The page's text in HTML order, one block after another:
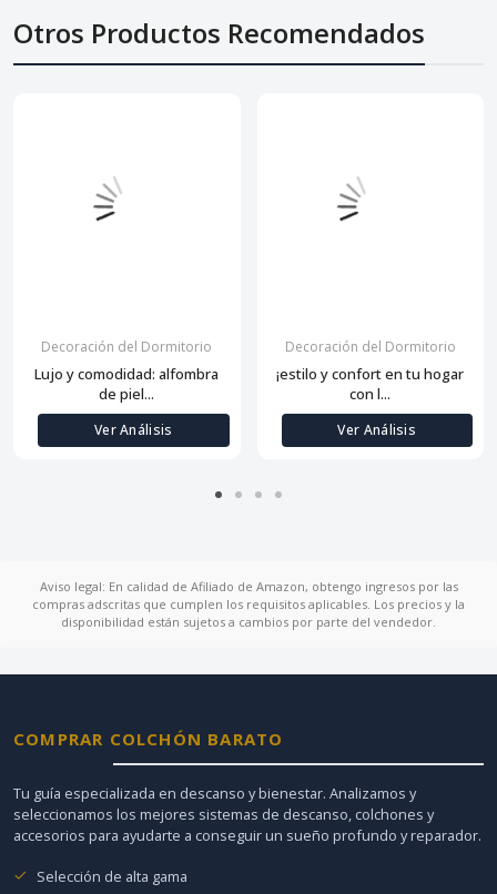
Otros Productos Recomendados
Decoración del Dormitorio
Lujo y comodidad: alfombra
de piel...
Ver Análisis
Decoración del Dormitorio
¡estilo y confort en tu hogar
con l...
Ver Análisis
Aviso legal: En calidad de Afiliado de Amazon, obtengo ingresos por las
compras adscritas que cumplen los requisitos aplicables. Los precios y la
disponibilidad están sujetos a cambios por parte del vendedor.
COMPRAR COLCHÓN BARATO
Tu guía especializada en descanso y bienestar. Analizamos y
seleccionamos los mejores sistemas de descanso, colchones y
accesorios para ayudarte a conseguir un sueño profundo y reparador.
Selección de alta gama